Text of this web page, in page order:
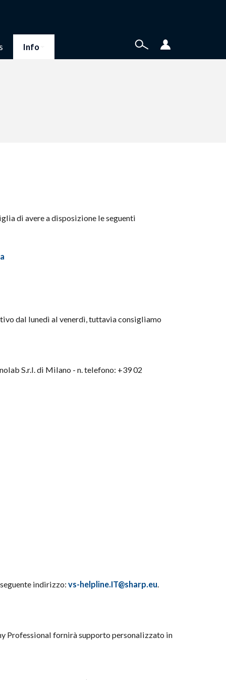
Info
di avere a disposizione le seguenti
dal lunedì al venerdì, tuttavia consigliamo
S.r.l. di Milano - n. telefono: +39 02
indirizzo: vs-helpline.IT@sharp.eu.
Professional fornirà supporto personalizzato in